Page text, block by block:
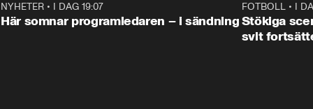
NYHETER • I DAG 19:07
Här somnar programledaren – i sändning
FOTBOLL• I
Stökiga
svit